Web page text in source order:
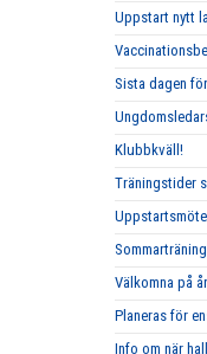
Uppstart nytt
Sista dagen
Klubbkväll!
Träningstider
Välkomna på
Planeras för
Info om när